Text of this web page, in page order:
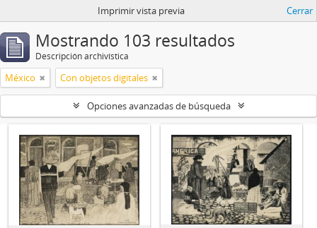
Imprimir vista previa Cerrar
Mostrando 103 resultados
Descripción archivística
México Con objetos digitales
Opciones avanzadas de búsqueda